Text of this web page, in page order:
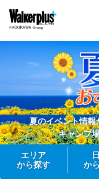
夏のイベント情
キャンプ
エリア
から探す
か